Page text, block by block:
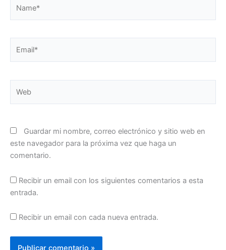
Guardar mi nombre, correo electrónico y sitio web en
este navegador para la próxima vez que haga un
comentario.
Recibir un email con los siguientes comentarios a esta
entrada.
Recibir un email con cada nueva entrada.